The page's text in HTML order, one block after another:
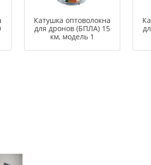
Катушка оптоволокна
для дронов (БПЛА) 15
км, модель 1